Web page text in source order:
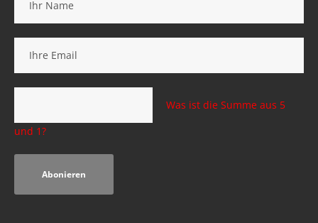
Was ist die Summe aus 5
und 1?
Abonieren